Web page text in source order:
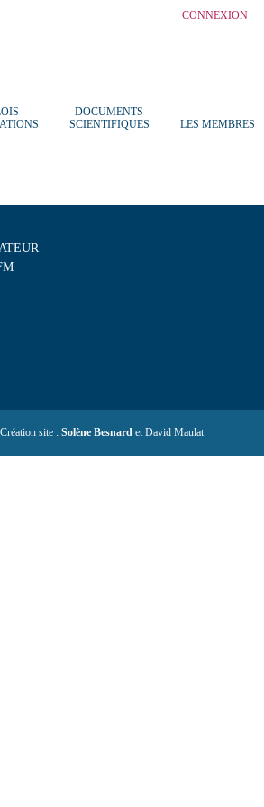
CONNEXION
DOCUMENTS
SCIENTIFIQUES
LES MEMBRES
site : Solène Besnard et David Maulat